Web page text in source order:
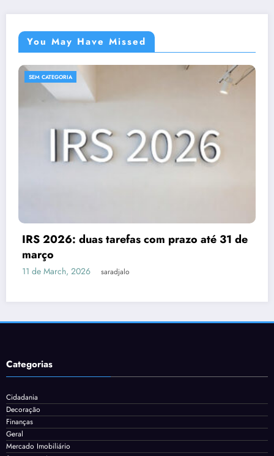
You May Have Missed
SEM CATEGORIA
Despesas dedutíveis em IRS: tudo o que
3 de March, 2026
Categorias
Cidadania
Decoração
Finanças
Geral
Mercado Imobiliário